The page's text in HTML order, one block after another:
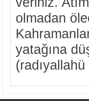
olmadan
yatağına
(radıyallahü